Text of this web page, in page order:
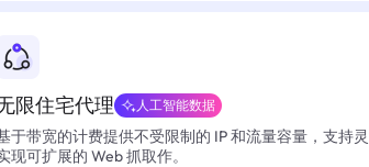
限住宅代理 人工智能数据
于带宽的计费提供不受限制的 IP 和流量容量，支持
现可扩展的 Web 抓取作。